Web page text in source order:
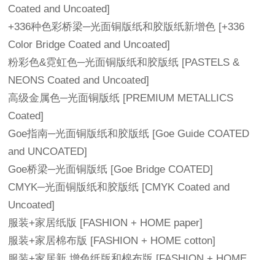
Coated and Uncoated]
+336种色彩桥梁─光面铜版纸和胶版纸新增色 [+336
Color Bridge Coated and Uncoated]
粉彩色&霓虹色─光面铜版纸和胶版纸 [PASTELS &
NEONS Coated and Uncoated]
高级金属色─光面铜版纸 [PREMIUM METALLICS
Coated]
Goe指南─光面铜版纸和胶版纸 [Goe Guide COATED
and UNCOATED]
Goe桥梁─光面铜版纸 [Goe Bridge COATED]
CMYK─光面铜版纸和胶版纸 [CMYK Coated and
Uncoated]
服装+家居纸版 [FASHION + HOME paper]
服装+家居棉布版 [FASHION + HOME cotton]